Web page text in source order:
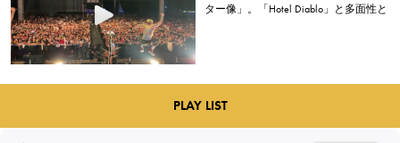
ター像」。「Hotel Diablo」と多面性と
PLAY LIST